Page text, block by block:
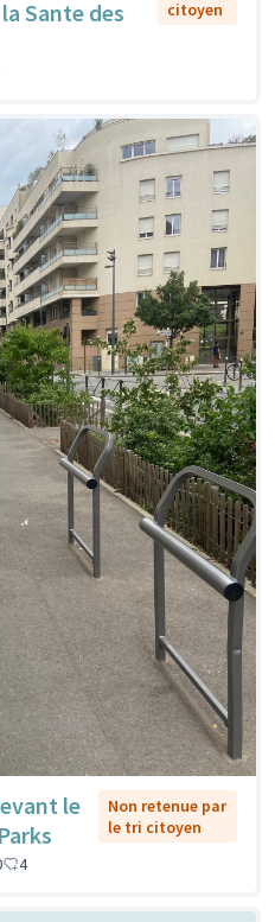
Sante des
citoyen
le
Non retenue par
le tri citoyen
4